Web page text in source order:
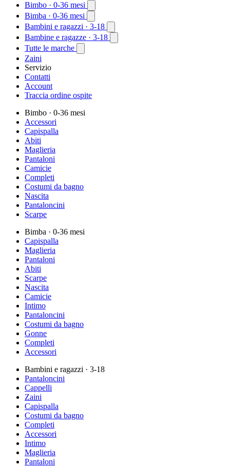
Bimbo · 0-36 mesi
Bimba · 0-36 mesi
Bambini e ragazzi · 3-18
Bambine e ragazze · 3-18
Tutte le marche
Zaini
Servizio
Contatti
Account
Traccia ordine ospite
Bimbo · 0-36 mesi
Accessori
Capispalla
Abiti
Maglieria
Pantaloni
Camicie
Completi
Costumi da bagno
Nascita
Pantaloncini
Scarpe
Bimba · 0-36 mesi
Capispalla
Maglieria
Pantaloni
Abiti
Scarpe
Nascita
Camicie
Intimo
Pantaloncini
Costumi da bagno
Gonne
Completi
Accessori
Bambini e ragazzi · 3-18
Pantaloncini
Cappelli
Zaini
Capispalla
Costumi da bagno
Completi
Accessori
Intimo
Maglieria
Pantaloni